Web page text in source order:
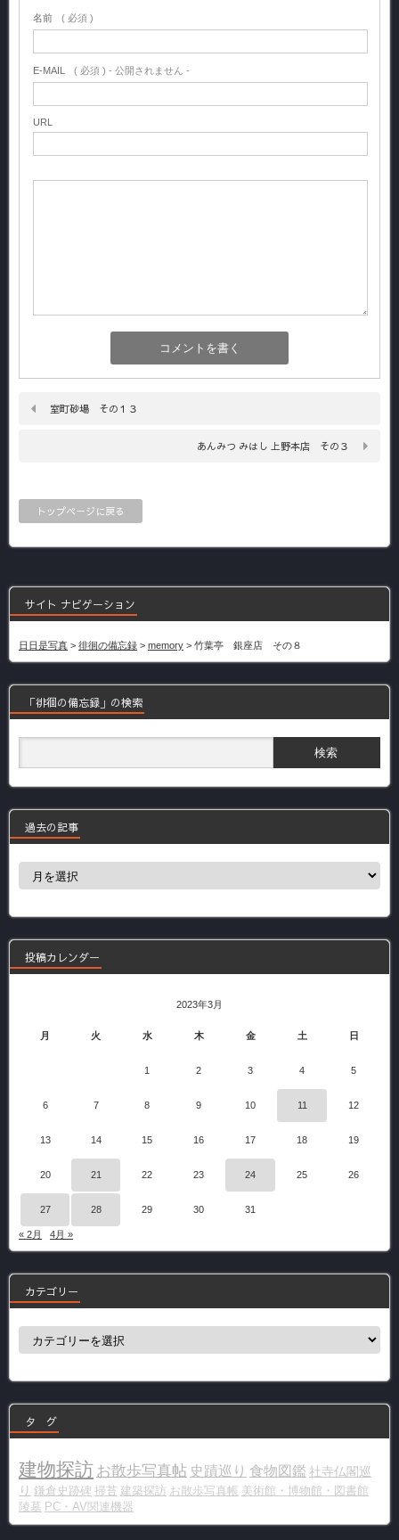
名前 ( 必須 )
E-MAIL ( 必須 ) - 公開されません -
URL
室町砂場 その１３
あんみつ みはし 上野本店 その３
トップページに戻る
サイト ナビゲーション
日日是写真 > 徘徊の備忘録 > memory > 竹葉亭 銀座店 その８
「徘徊の備忘録」の検索
過去の記事
過
事
投稿カレンダー
2023年3月
月 火 水 木 金 土 日
1 2 3 4 5
6 7 8 9 10 11 12
13 14 15 16 17 18 19
20 21 22 23 24 25 26
27 28 29 30 31
« 2月 4月 »
カテゴリー
カ
ー
タ グ
建物探訪 お散歩写真帖 史蹟巡り 食物図鑑 社寺仏閣巡
り 鎌倉史跡碑 掃苔 建築探訪 お散歩写真帳 美術館・博物館・図書館
陵墓 PC・AV関連機器